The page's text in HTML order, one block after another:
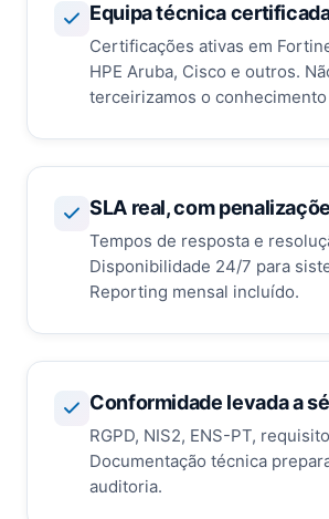
Equipa técnica
Certificações ativas em
HPE Aruba, Cisco e outros.
terceirizamos o
SLA real, com
Tempos de resposta e
Disponibilidade 24/7 para
Reporting mensal incluído.
Conformidade levada a
RGPD, NIS2, ENS-PT,
Documentação técnica
auditoria.